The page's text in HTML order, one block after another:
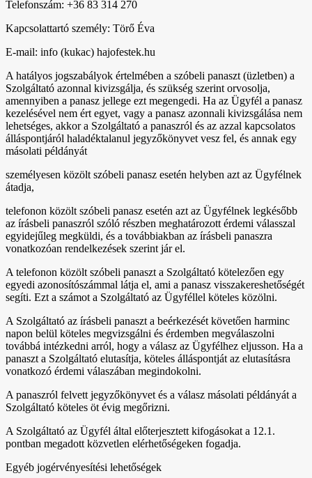
Telefonszám: +36 83 314 270
Kapcsolattartó személy: Törő Éva
E-mail: info (kukac) hajofestek.hu
A hatályos jogszabályok értelmében a szóbeli panaszt (üzletben) a
Szolgáltató azonnal kivizsgálja, és szükség szerint orvosolja,
amennyiben a panasz jellege ezt megengedi. Ha az Ügyfél a panasz
kezelésével nem ért egyet, vagy a panasz azonnali kivizsgálása nem
lehetséges, akkor a Szolgáltató a panaszról és az azzal kapcsolatos
álláspontjáról haladéktalanul jegyzőkönyvet vesz fel, és annak egy
másolati példányát
személyesen közölt szóbeli panasz esetén helyben azt az Ügyfélnek
átadja,
telefonon közölt szóbeli panasz esetén azt az Ügyfélnek legkésőbb
az írásbeli panaszról szóló részben meghatározott érdemi válasszal
egyidejűleg megküldi, és a továbbiakban az írásbeli panaszra
vonatkozóan rendelkezések szerint jár el.
A telefonon közölt szóbeli panaszt a Szolgáltató kötelezően egy
egyedi azonosítószámmal látja el, ami a panasz visszakereshetőségét
segíti. Ezt a számot a Szolgáltató az Ügyféllel köteles közölni.
A Szolgáltató az írásbeli panaszt a beérkezését követően harminc
napon belül köteles megvizsgálni és érdemben megválaszolni
továbbá intézkedni arról, hogy a válasz az Ügyfélhez eljusson. Ha a
panaszt a Szolgáltató elutasítja, köteles álláspontját az elutasításra
vonatkozó érdemi válaszában megindokolni.
A panaszról felvett jegyzőkönyvet és a válasz másolati példányát a
Szolgáltató köteles öt évig megőrizni.
A Szolgáltató az Ügyfél által előterjesztett kifogásokat a 12.1.
pontban megadott közvetlen elérhetőségeken fogadja.
Egyéb jogérvényesítési lehetőségek